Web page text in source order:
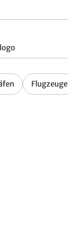
Flugzeuge